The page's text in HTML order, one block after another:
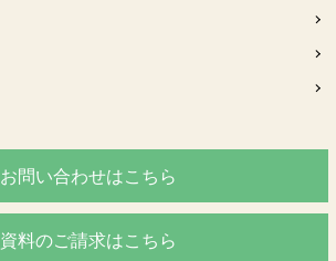
お問い合わせはこちら
資料のご請求はこちら